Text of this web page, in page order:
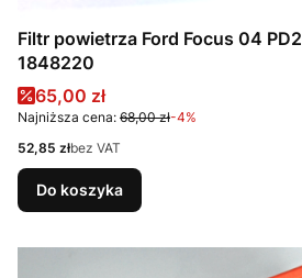
Filtr powietrza Ford Focus 04 PD20/LD18 okrągły /
1848220
Cena promocyjna
65,00 zł
Najniższa cena: 68,00 zł-4%
Cena
52,85 złbez VAT
Do koszyka